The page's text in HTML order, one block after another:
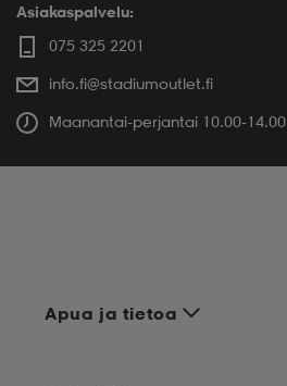
Asiakaspalvelu:
075 325 2201
info.fi@stadiumoutlet.fi
Maanantai-perjantai 10.00-14.00
Apua ja tietoa